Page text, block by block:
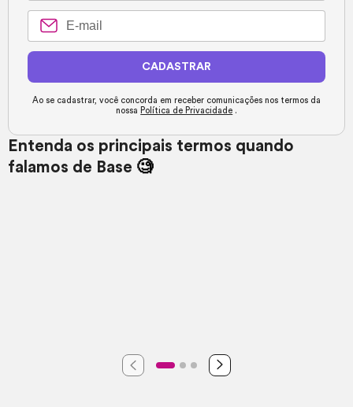
CADASTRAR
Ao se cadastrar, você concorda em receber comunicações nos termos da
nossa Política de Privacidade .
Entenda os principais termos quando
falamos de Base 🧐